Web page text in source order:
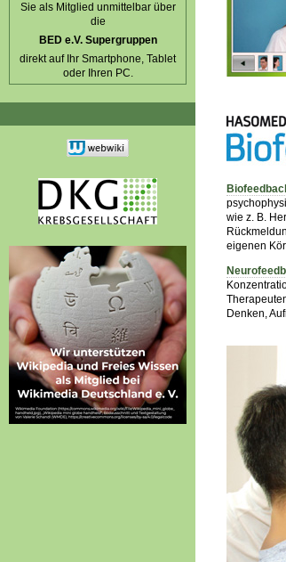
Sie als Mitglied unmittelbar über
die
BED e.V. Supergruppen
direkt auf Ihr Smartphone, Tablet
oder Ihren PC.
wie z. B.
eigenen
Denken,